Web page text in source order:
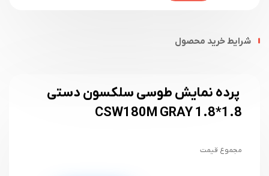
شرایط خرید محصول
پرده نمایش طوسی سلکسون دستی
1.8*1.8 CSW180M GRAY
مجموع قیمت